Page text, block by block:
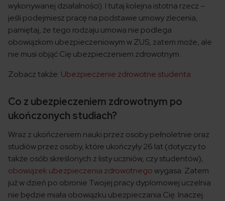
wykonywanej działalności). I tutaj kolejna istotna rzecz –
jeśli podejmiesz pracę na podstawie umowy zlecenia,
pamiętaj, że tego rodzaju umowa nie podlega
obowiązkom ubezpieczeniowym w ZUS, zatem może, ale
nie musi objąć Cię ubezpieczeniem zdrowotnym.
Zobacz także: Ubezpieczenie zdrowotne studenta
Co z ubezpieczeniem zdrowotnym po
ukończonych studiach?
Wraz z ukończeniem nauki przez osoby pełnoletnie oraz
studiów przez osoby, które ukończyły 26 lat (dotyczy to
także osób skreślonych z listy uczniów, czy studentów),
obowiązek ubezpieczenia zdrowotnegowygasa. Zatem
już w dzień po obronie Twojej pracy dyplomowej uczelnia
nie będzie miała obowiązku ubezpieczania Cię. Inaczej